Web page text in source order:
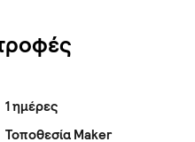
1 ημέρες
Τοποθεσία Maker